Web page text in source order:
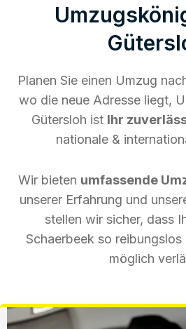
Planen Sie einen Umzug
wo die neue Adresse liegt,
Gütersloh ist Ihr
nationale &
Wir bieten umfassende
unserer Erfahrung und
stellen wir sicher, dass
Schaerbeek so
möglich